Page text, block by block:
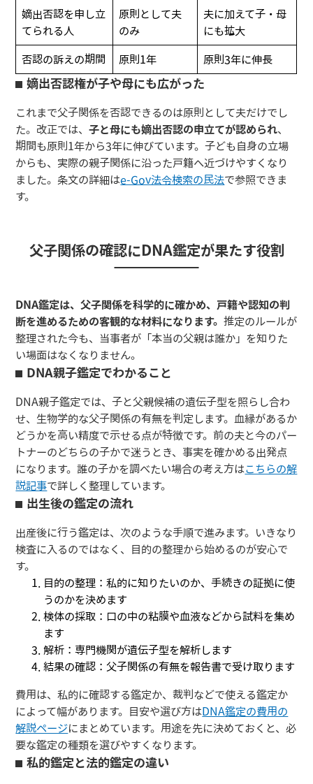
嫡出否認を申し立
てられる人
原則として夫
のみ
夫に加えて子・母
にも拡大
否認の訴えの期間 原則1年 原則3年に伸長
嫡出否認権が子や母にも広がった
これまで父子関係を否認できるのは原則として夫だけでし
た。改正では、子と母にも嫡出否認の申立てが認められ、
期間も原則1年から3年に伸びています。子ども自身の立場
からも、実際の親子関係に沿った戸籍へ近づけやすくなり
ました。条文の詳細はe-Gov法令検索の民法で参照できま
す。
父子関係の確認にDNA鑑定が果たす役割
DNA鑑定は、父子関係を科学的に確かめ、戸籍や認知の判
断を進めるための客観的な材料になります。推定のルールが
整理された今も、当事者が「本当の父親は誰か」を知りた
い場面はなくなりません。
DNA親子鑑定でわかること
DNA親子鑑定では、子と父親候補の遺伝子型を照らし合わ
せ、生物学的な父子関係の有無を判定します。血縁があるか
どうかを高い精度で示せる点が特徴です。前の夫と今のパー
トナーのどちらの子かで迷うとき、事実を確かめる出発点
になります。誰の子かを調べたい場合の考え方はこちらの解
説記事で詳しく整理しています。
出生後の鑑定の流れ
出産後に行う鑑定は、次のような手順で進みます。いきなり
検査に入るのではなく、目的の整理から始めるのが安心で
す。
目的の整理：私的に知りたいのか、手続きの証拠に使
うのかを決めます
検体の採取：口の中の粘膜や血液などから試料を集め
ます
解析：専門機関が遺伝子型を解析します
結果の確認：父子関係の有無を報告書で受け取ります
費用は、私的に確認する鑑定か、裁判などで使える鑑定か
によって幅があります。目安や選び方はDNA鑑定の費用の
解説ページにまとめています。用途を先に決めておくと、必
要な鑑定の種類を選びやすくなります。
私的鑑定と法的鑑定の違い